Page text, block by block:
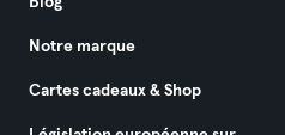
Notre marque
Cartes cadeaux & Shop